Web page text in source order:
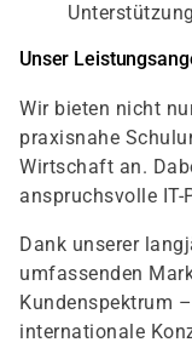
Unser
Wir bieten nicht
praxisnahe
Wirtschaft an.
anspruchsvolle IT-
Dank unserer
umfassenden
Kundenspektrum
internationale